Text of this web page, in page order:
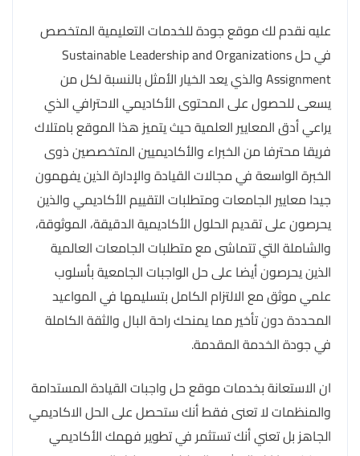
عليه نقدم لك موقع جودة للخدمات التعليمية المتخصص
في حل Sustainable Leadership and Organizations
Assignment والذي يعد الخيار الأمثل بالنسبة لكل من
يسعى للحصول على المحتوى الأكاديمي الاحترافي الذي
يراعي أدق المعايير العلمية حيث يتميز هذا الموقع بامتلاك
فريقا محترفا من الخبراء والأكاديميين المتخصصين ذوى
الخبرة الواسعة في مجالات القيادة والإدارة الذين يفهمون
جيدا معايير الجامعات ومتطلبات التقييم الأكاديمي والذين
يحرصون على تقديم الحلول الأكاديمية الدقيقة، الموثوقة،
والشاملة التي تتماشى مع متطلبات الجامعات العالمية
الذين يحرصون أيضا على حل الواجبات الجامعية بأسلوب
علمي موثق مع الالتزام الكامل بتسليمها في المواعيد
المحددة دون تأخير مما يمنحك راحة البال والثقة الكاملة
في جودة الخدمة المقدمة.
ان الاستعانة بخدمات موقع حل واجبات القيادة المستدامة
والمنظمات لا تعنى فقط أنك ستحصل على الحل الاكاديمي
الجاهز بل تعني أنك تستثمر في تطوير فهمك الأكاديمي